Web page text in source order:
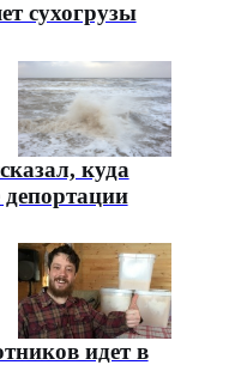
сухогрузы
куда
депортации
идет в